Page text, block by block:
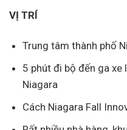
VỊ TRÍ
Trung tâm thành phố
5 phút đi bộ đến ga xe
Niagara
Cách Niagara Fall